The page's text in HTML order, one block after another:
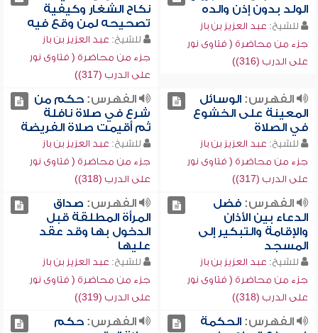
الولد بدون إذن والده
للشيخ: عبد العزيز بن باز
جزء من محاضرة ( فتاوى نور
على الدرب (316))
نكاح الشغار وكيفية
تصحيحه لمن وقع فيه
للشيخ: عبد العزيز بن باز
جزء من محاضرة ( فتاوى نور
على الدرب (317))
الفهرس:الوسائل
المعينة على الخشوع
في الصلاة
للشيخ: عبد العزيز بن باز
جزء من محاضرة ( فتاوى نور
على الدرب (317))
الفهرس:حكم من
شرع في صلاة نافلة
ثم أقيمت صلاة الفريضة
للشيخ: عبد العزيز بن باز
جزء من محاضرة ( فتاوى نور
على الدرب (318))
الفهرس:فضل
الدعاء بين الأذان
والإقامة والتبكير إلى
المسجد
للشيخ: عبد العزيز بن باز
جزء من محاضرة ( فتاوى نور
على الدرب (318))
الفهرس: صداق
المرأة المطلقة قبل
الدخول بها وقد عقد
عليها
للشيخ: عبد العزيز بن باز
جزء من محاضرة ( فتاوى نور
على الدرب (319))
الفهرس:الحكمة
الفهرس:حكم